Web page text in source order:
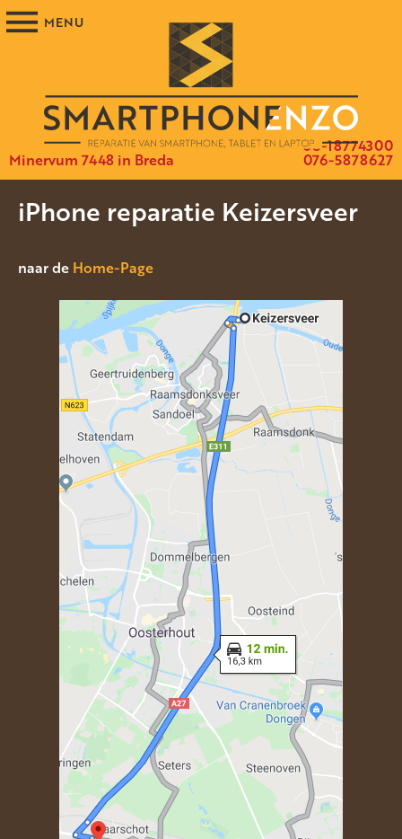
Minervum 7448 in Breda 076-5878627
06-18774300
iPhone reparatie Keizersveer
naar de Home-Page